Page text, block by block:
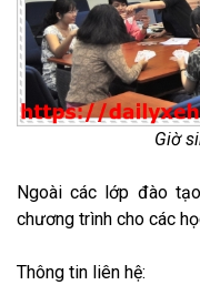
Giờ
Ngoài các lớp đào
chương trình cho các
Thông tin liên hệ: